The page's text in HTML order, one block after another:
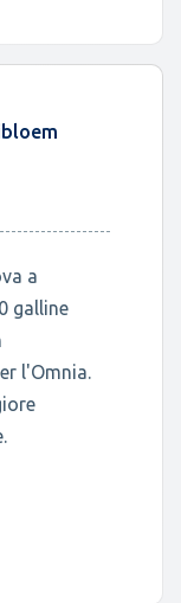
a
galline
l'Omnia.